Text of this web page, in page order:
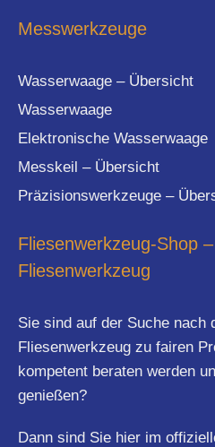
Messwerkzeuge
Wasserwaage – Übersicht
Wasserwaage
Elektronische Wasserwaage
Messkeil – Übersicht
Präzisionswerkzeuge –
Fliesenwerkzeug-Shop
Fliesenwerkzeug
Sie sind auf der Suche nach
Fliesenwerkzeug zu fairen
kompetent beraten werden
genießen?
Dann sind Sie hier im